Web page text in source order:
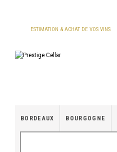
ESTIMATION & ACHAT DE VOS VINS
BORDEAUX BOURGOGNE